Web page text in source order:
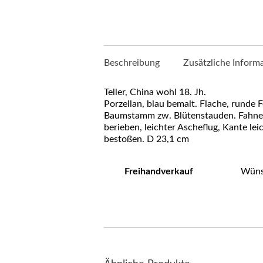
Beschreibung Zusätzliche
Teller, China wohl 18. Jh.
Porzellan, blau bemalt. Flache, runde
Baumstamm zw. Blütenstauden.
berieben, leichter Ascheflug, Kante
bestoßen. D 23,1 cm
Freihandverkauf